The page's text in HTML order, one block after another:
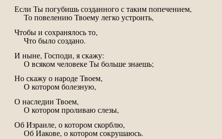
Если Ты погубишь созданного с таким попечением,
То повелению Твоему легко устроить,
Чтобы и сохранялось то,
Что было создано.
И ныне, Господи, я скажу:
О всяком человеке Ты больше знаешь;
Но скажу о народе Твоем,
О котором болезную,
О наследии Твоем,
О котором проливаю слезы,
Об Израиле, о котором скорблю,
Об Иакове, о котором сокрушаюсь.